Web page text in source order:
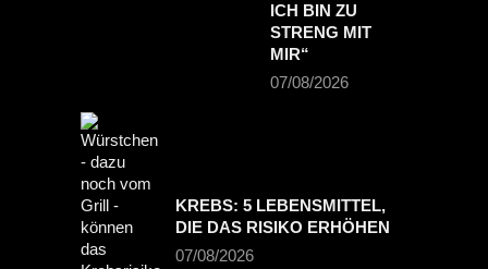
CH BIN ZU S
TRENG MIT M
IR“
07/08/2026
KREBS: 5 LEBENSMITTEL,
DIE DAS RISIKO ERHÖHEN
07/08/2026